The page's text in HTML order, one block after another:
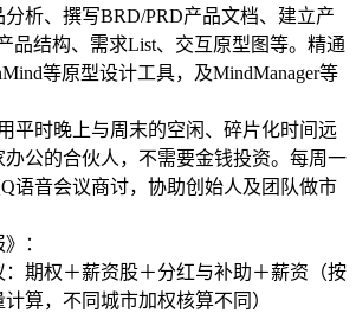
析、撰写BRD/PRD产品文档、建立产
品结构、需求List、交互原型图等。精通
等原型设计工具，及MindManager等
平时晚上与周末的空闲、碎片化时间远
公的合伙人，不需要金钱投资。每周一
语音会议商讨，协助创始人及团队做市
：
期权＋薪资股＋分红与补助＋薪资（按
算，不同城市加权核算不同）